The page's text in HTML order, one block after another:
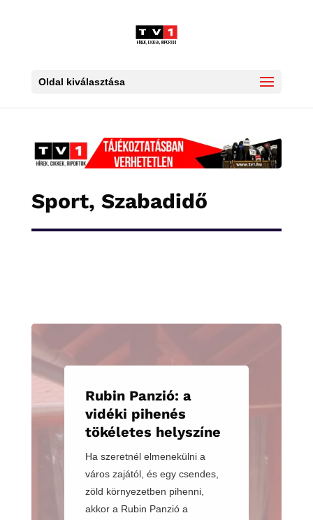
Oldal kiválasztása
Sport, Szabadidő
Rubin Panzió: a
vidéki pihenés
tökéletes helyszíne
Ha szeretnél elmenekülni a
város zajától, és egy csendes,
zöld környezetben pihenni,
akkor a Rubin Panzió a